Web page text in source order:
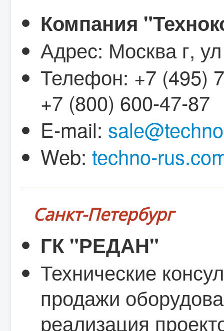
Компания
Адрес: Москва г,
Телефон: +7 (495)
+7 (800) 600-47-87
E-mail:
Web: techno-
Санкт-Петербург
ГК "РЕДАН"
Технические
продажи
реализация